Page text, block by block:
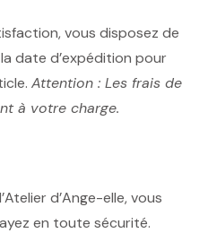
vous disposez de
date d’expédition pour
Attention : Les frais de
à votre charge.
d’Ange-elle, vous
en toute sécurité.